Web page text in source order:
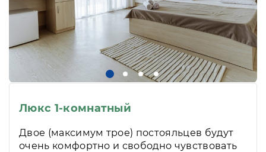
Люкс 1-комнатный
Двое (максимум трое) постояльцев будут
очень комфортно и свободно чувствовать